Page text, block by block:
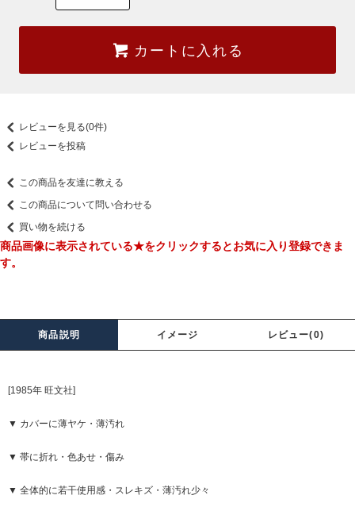
カートに入れる
レビューを見る(0件)
レビューを投稿
この商品を友達に教える
この商品について問い合わせる
買い物を続ける
商品画像に表示されている★をクリックするとお気に入り登録できま
す。
商品説明 イメージ レビュー(0)
[1985年 旺文社]
▼ カバーに薄ヤケ・薄汚れ
▼ 帯に折れ・色あせ・傷み
▼ 全体的に若干使用感・スレキズ・薄汚れ少々